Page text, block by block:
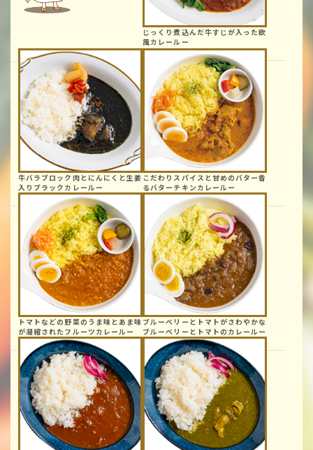
じっくり煮込んだ牛すじが入った欧
風カレールー
牛バラブロック肉と にんにくと生姜
入り ブラックカレールー
こだわりスパイスと甘めのバター香
るバターチキン カレールー
トマトなどの野菜の うま味とあま味
が凝縮された フルーツカレールー
ブルーベリーと トマトがさわやかな
ブルーベリーと トマトのカレールー